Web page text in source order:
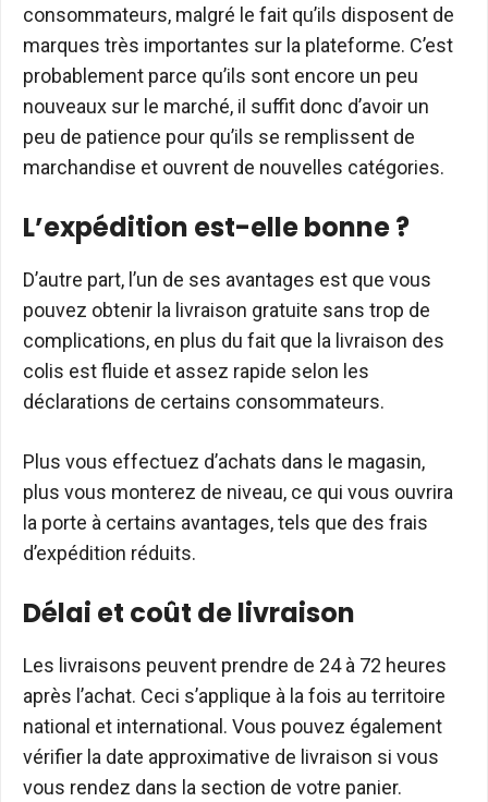
consommateurs, malgré le fait qu’ils disposent de
marques très importantes sur la plateforme. C’est
probablement parce qu’ils sont encore un peu
nouveaux sur le marché, il suffit donc d’avoir un
peu de patience pour qu’ils se remplissent de
marchandise et ouvrent de nouvelles catégories.
L’expédition est-elle bonne ?
D’autre part, l’un de ses avantages est que vous
pouvez obtenir la livraison gratuite sans trop de
complications, en plus du fait que la livraison des
colis est fluide et assez rapide selon les
déclarations de certains consommateurs.
Plus vous effectuez d’achats dans le magasin,
plus vous monterez de niveau, ce qui vous ouvrira
la porte à certains avantages, tels que des frais
d’expédition réduits.
Délai et coût de livraison
Les livraisons peuvent prendre de 24 à 72 heures
après l’achat. Ceci s’applique à la fois au territoire
national et international. Vous pouvez également
vérifier la date approximative de livraison si vous
vous rendez dans la section de votre panier.